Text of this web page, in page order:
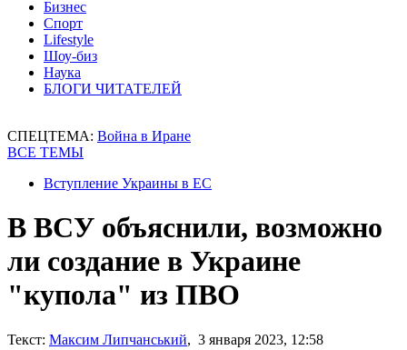
Бизнес
Спорт
Lifestyle
Шоу-биз
Наука
БЛОГИ ЧИТАТЕЛЕЙ
СПЕЦТЕМА: Война в Иране
ВСЕ ТЕМЫ
Вступление Украины в ЕС
В ВСУ объяснили, возможно
ли создание в Украине
"купола" из ПВО
Текст: Максим Липчанський, 3 января 2023, 12:58